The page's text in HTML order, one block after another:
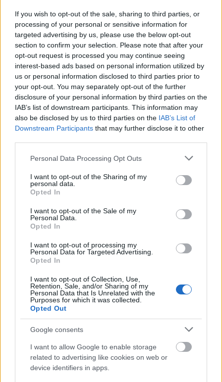
If you wish to opt-out of the sale, sharing to third parties, or
processing of your personal or sensitive information for
targeted advertising by us, please use the below opt-out
section to confirm your selection. Please note that after your
opt-out request is processed you may continue seeing
interest-based ads based on personal information utilized by
us or personal information disclosed to third parties prior to
your opt-out. You may separately opt-out of the further
disclosure of your personal information by third parties on the
IAB’s list of downstream participants. This information may
also be disclosed by us to third parties on the IAB’s List of
Downstream Participants that may further disclose it to other
Please note that this website/app uses one or more Google
not limited to your visit or usage behaviour. You may click to
grant or deny consent to Google and its third-party tags to
use your data for below specified purposes in below Google
consent section.
Personal Data Processing Opt Outs
I want to opt-out of the Sharing of my
personal data.
Opted In
I want to opt-out of the Sale of my
Personal Data.
Opted In
I want to opt-out of processing my
Personal Data for Targeted Advertising.
Opted In
I want to opt-out of Collection, Use,
Retention, Sale, and/or Sharing of my
Personal Data that Is Unrelated with the
Purposes for which it was collected.
Opted Out
Google consents
I want to allow Google to enable storage
related to advertising like cookies on web or
device identifiers in apps.
For inneværende sesong er egenandelen på 50
000 kroner per utøver. Det dekker da alt relatert til
trening og samlinger, men utøverne må selv dekke
opphold og smøring i forbindelse med
konkurranser.
Løperne i laget får også muligheten til å bidra ved
arrangementer i regi av Olympiaparken, og kan på
den måten få senkede egenandeler.
Berg håper imidlertid at laget på sikt kan få på
plass mer ekstern finansiering.
på laget for å styrke opplegg slik at egenandelene
kan bli lavere på sikt og det sportslige opplegget
Se også:Punger ut 200 000 av egen lomme for å
satse på langrenn
Bred kompetanse
Team Olympiaparken har fått på plass et sterkt
støtteapparat.
Det erStian Bergsom er hovedtrener for laget.
Han har selv bakgrunn som aktiv langrennsløper,